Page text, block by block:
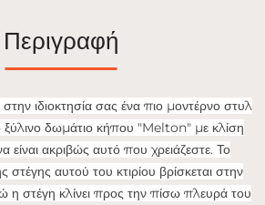
Περιγραφή
στην ιδιοκτησία σας ένα πιο μοντέρνο στυλ
ξύλινο δωμάτιο κήπου "Melton" με κλίση
είναι ακριβώς αυτό που χρειάζεστε. Το
στέγης αυτού του κτιρίου βρίσκεται στην
η στέγη κλίνει προς την πίσω πλευρά του